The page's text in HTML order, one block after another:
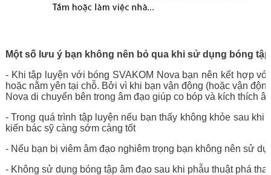
Một số lưu ý bạn không nên bỏ qua khi sử dụng bóng
- Khi tập luyện với bóng SVAKOM Nova bạn nên kết hợp
hoặc nằm yên tại chỗ. Bởi vì khi bạn vận động (hoặc vận
Nova di chuyển bên trong âm đạo giúp co bóp và kích thích
- Trong quá trình tập luyện nếu bạn thấy không khỏe sau
kiến bác sỹ càng sớm càng tốt
- Nếu bạn bị viêm âm đạo nghiêm trọng bạn không nên sử
- Không sử dụng bóng tập âm đạo sau khi phẫu thuật phá